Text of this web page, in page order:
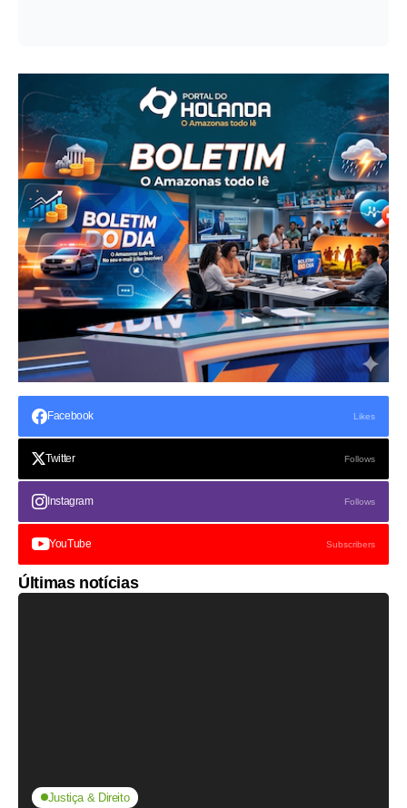
Facebook Likes
Twitter Follows
Instagram Follows
YouTube Subscribers
Últimas notícias
Justiça & Direito